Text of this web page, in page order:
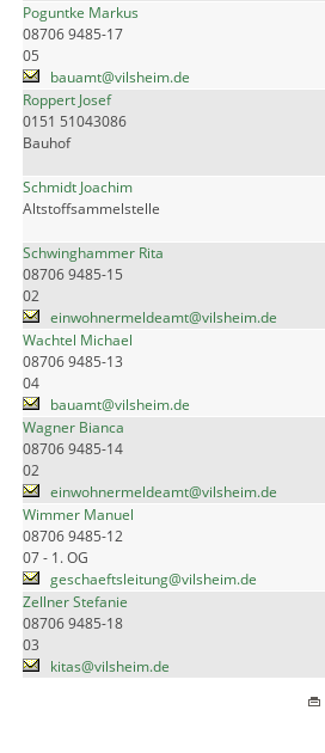
Poguntke Markus
08706 9485-17
05
bauamt@vilsheim.de
Roppert Josef
0151 51043086
Bauhof
Schmidt Joachim
Altstoffsammelstelle
Schwinghammer Rita
08706 9485-15
02
einwohnermeldeamt@vilsheim.de
Wachtel Michael
08706 9485-13
04
bauamt@vilsheim.de
Wagner Bianca
08706 9485-14
02
einwohnermeldeamt@vilsheim.de
Wimmer Manuel
08706 9485-12
07 - 1. OG
geschaeftsleitung@vilsheim.de
Zellner Stefanie
08706 9485-18
03
kitas@vilsheim.de